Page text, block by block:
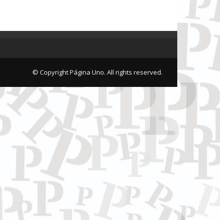
© Copyright Página Uno. All rights reserved.